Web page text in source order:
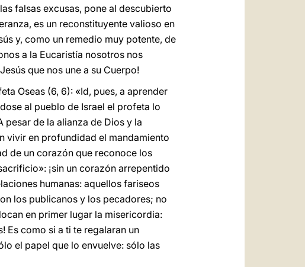
falsas excusas, pone al descubierto
es un reconstituyente valioso en
y, como un remedio muy potente, de
a la Eucaristía nosotros nos
que nos une a su Cuerpo!
Oseas (6, 6): «Id, pues, a aprender
al pueblo de Israel el profeta lo
de la alianza de Dios y la
vivir en profundidad el mandamiento
de un corazón que reconoce los
¡sin un corazón arrepentido
humanas: aquellos fariseos
los publicanos y los pecadores; no
en primer lugar la misericordia:
Es como si a ti te regalaran un
el papel que lo envuelve: sólo las